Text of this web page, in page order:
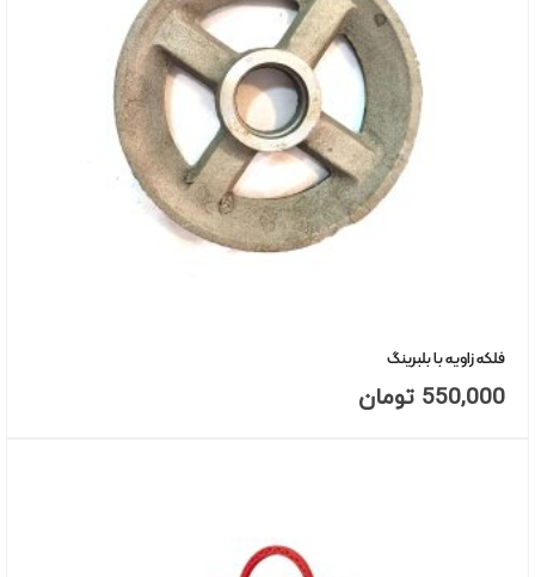
فلکه زاویه با بلبرینگ
550,000 تومان